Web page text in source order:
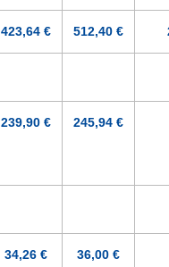
423,64 € 512,40 €
239,90 € 245,94 €
34,26 € 36,00 €